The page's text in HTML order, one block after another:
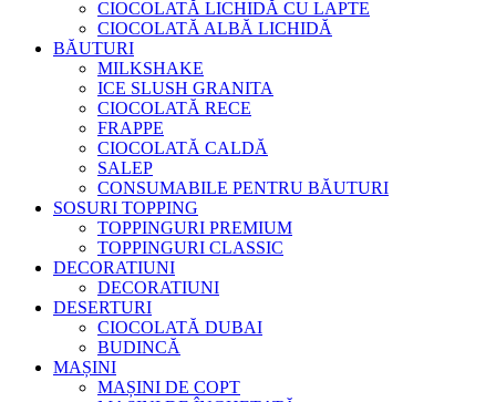
CIOCOLATĂ LICHIDĂ CU LAPTE
CIOCOLATĂ ALBĂ LICHIDĂ
BĂUTURI
MILKSHAKE
ICE SLUSH GRANITA
CIOCOLATĂ RECE
FRAPPE
CIOCOLATĂ CALDĂ
SALEP
CONSUMABILE PENTRU BĂUTURI
SOSURI TOPPING
TOPPINGURI PREMIUM
TOPPINGURI CLASSIC
DECORATIUNI
DECORATIUNI
DESERTURI
CIOCOLATĂ DUBAI
BUDINCĂ
MAȘINI
MAȘINI DE COPT